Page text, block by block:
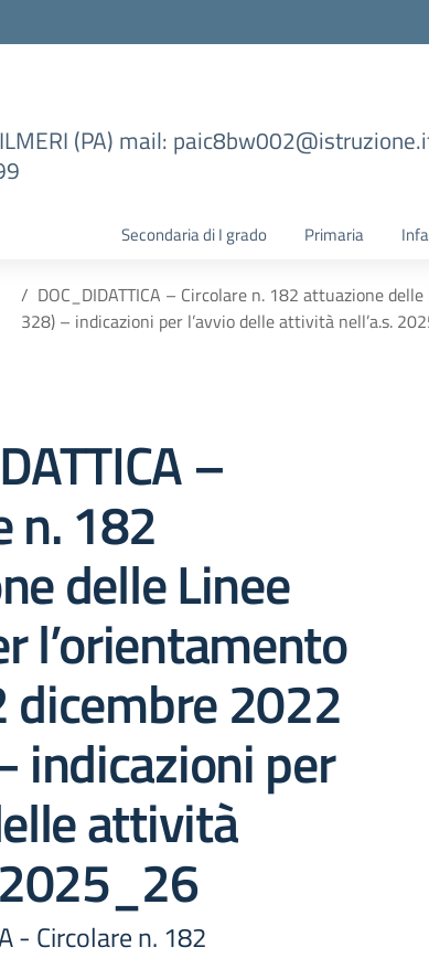
(PA) mail:
Secondaria di I grado Primaria
DOC_DIDATTICA – Circolare n. 182 attuazione
328) – indicazioni per l’avvio delle attività nell’a.s.
–
n. 182
delle Linee
l’orientamento
dicembre 2022
indicazioni per
attività
- Circolare n. 182